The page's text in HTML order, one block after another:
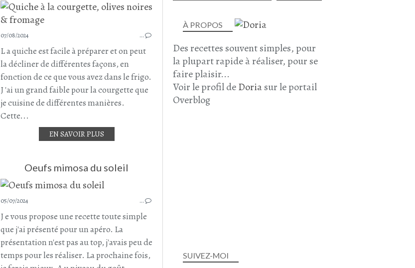
COURGETTE
MOZZARELLA
GRUYÈRE
PIQUE-NIQUE
07/08/2024 …
L a quiche est facile à préparer et on peut
la décliner de différentes façons, en
fonction de ce que vous avez dans le frigo.
J 'ai un grand faible pour la courgette que
je cuisine de différentes manières.
Cette...
EN SAVOIR PLUS
SALADE
ROQUETTE
PÂTES
AMANDE EFFILÉE
CORNICHON
OLIVES NOIRES
JUILLET 2024
Oeufs mimosa du soleil
05/07/2024 …
J e vous propose une recette toute simple
que j'ai présenté pour un apéro. La
présentation n'est pas au top, j'avais peu de
temps pour les réaliser. La prochaine fois,
SALADE
SUIVEZ-MOI
À PROPOS
Des recettes souvent simples, pour
la plupart rapide à réaliser, pour se
faire plaisir...
Voir le profil deDoriasur le portail
Overblog